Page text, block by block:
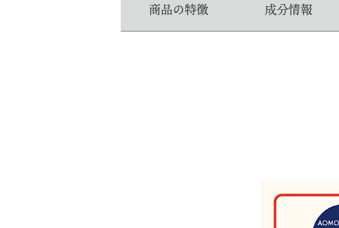
商品の特徴 成分情報